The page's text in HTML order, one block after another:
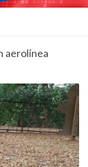
aerolínea